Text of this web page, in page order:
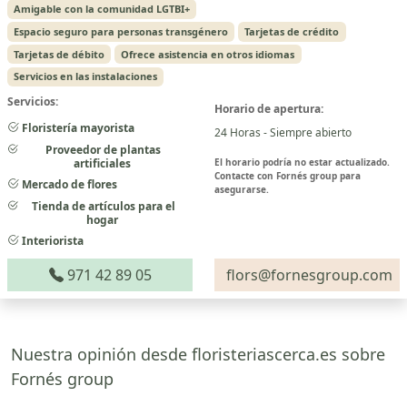
Amigable con la comunidad LGTBI+
Espacio seguro para personas transgénero
Tarjetas de crédito
Tarjetas de débito
Ofrece asistencia en otros idiomas
Servicios en las instalaciones
Servicios:
Floristería mayorista
Proveedor de plantas
artificiales
Mercado de flores
Tienda de artículos para el
hogar
Interiorista
Horario de apertura:
24 Horas - Siempre abierto
El horario podría no estar actualizado.
Contacte con Fornés group para
asegurarse.
971 42 89 05 flors@fornesgroup.com
Nuestra opinión desde floristeriascerca.es sobre
Fornés group